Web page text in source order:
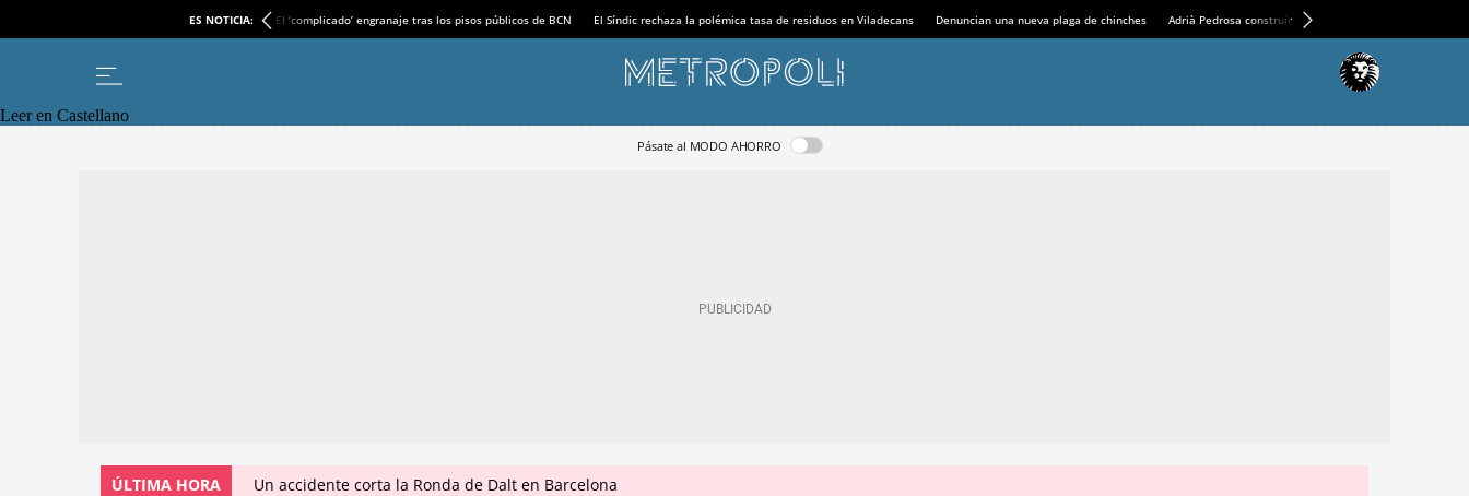
ES NOTICIA: El ‘complicado’ engranaje tras los pisos públicos de BCN El Síndic rechaza la polémica tasa de residuos en Viladecans Denuncian una nueva plaga de chinches Adrià Pedrosa construirá la nueva residencia en el
Leer en Castellano
Pásate al MODO AHORRO
ÚLTIMA HORA Un accidente corta la Ronda de Dalt en Barcelona